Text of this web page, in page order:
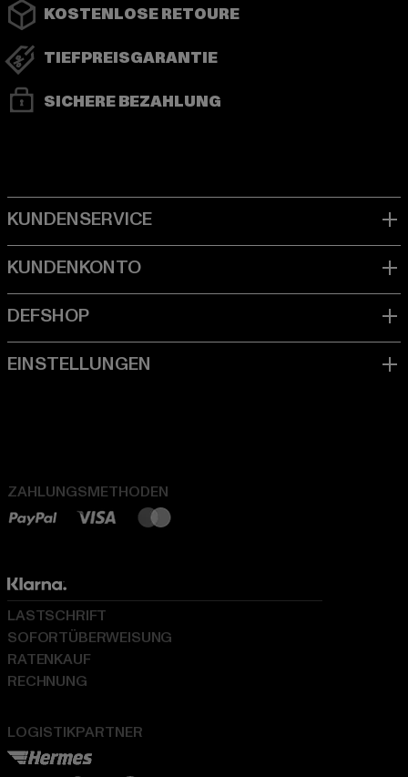
KOSTENLOSE RETOURE
TIEFPREISGARANTIE
SICHERE BEZAHLUNG
ZAHLUNGSMETHODEN
LOGISTIKPARTNER
LASTSCHRIFT
SOFORTÜBERWEISUNG
RATENKAUF
RECHNUNG